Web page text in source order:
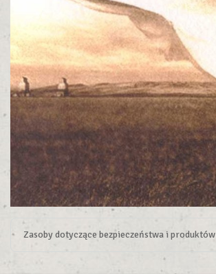
Zasoby dotyczące bezpieczeństwa i produktów